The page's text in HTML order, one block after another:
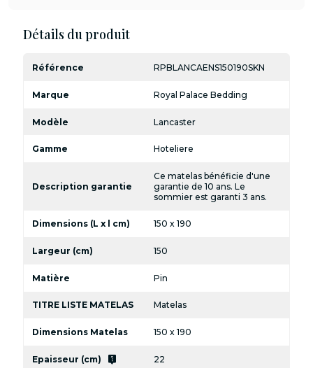
Détails du produit
Référence RPBLANCAENS150190SKN
Marque Royal Palace Bedding
Modèle Lancaster
Gamme Hoteliere
Description garantie
Ce matelas bénéficie d'une
garantie de 10 ans. Le
sommier est garanti 3 ans.
Dimensions (L x l cm) 150 x 190
Largeur (cm) 150
Matière Pin
TITRE LISTE MATELAS Matelas
Dimensions Matelas 150 x 190
Epaisseur (cm) live_help 22